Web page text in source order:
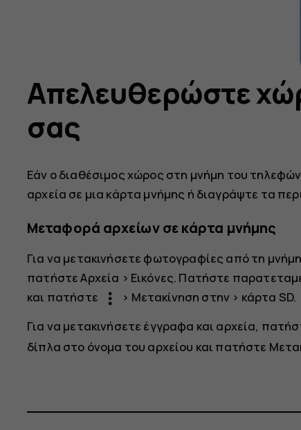
Απελευθερώστε
σας
Εάν ο διαθέσιμος χώρος στη μνήμη του
αρχεία σε μια κάρτα μνήμης ή διαγράψτε τα
Μεταφορά αρχείων σε κάρτα μνήμης
Για να μετακινήσετε φωτογραφίες από τη
πατήστεΑρχεία > Εικόνες. Πατήστε
και πατήστε
more_vert > Μετακίνηση στην > κάρτα SD.
Για να μετακινήσετε έγγραφα και αρχεία,
δίπλα στο όνομα του αρχείου και πατήστε